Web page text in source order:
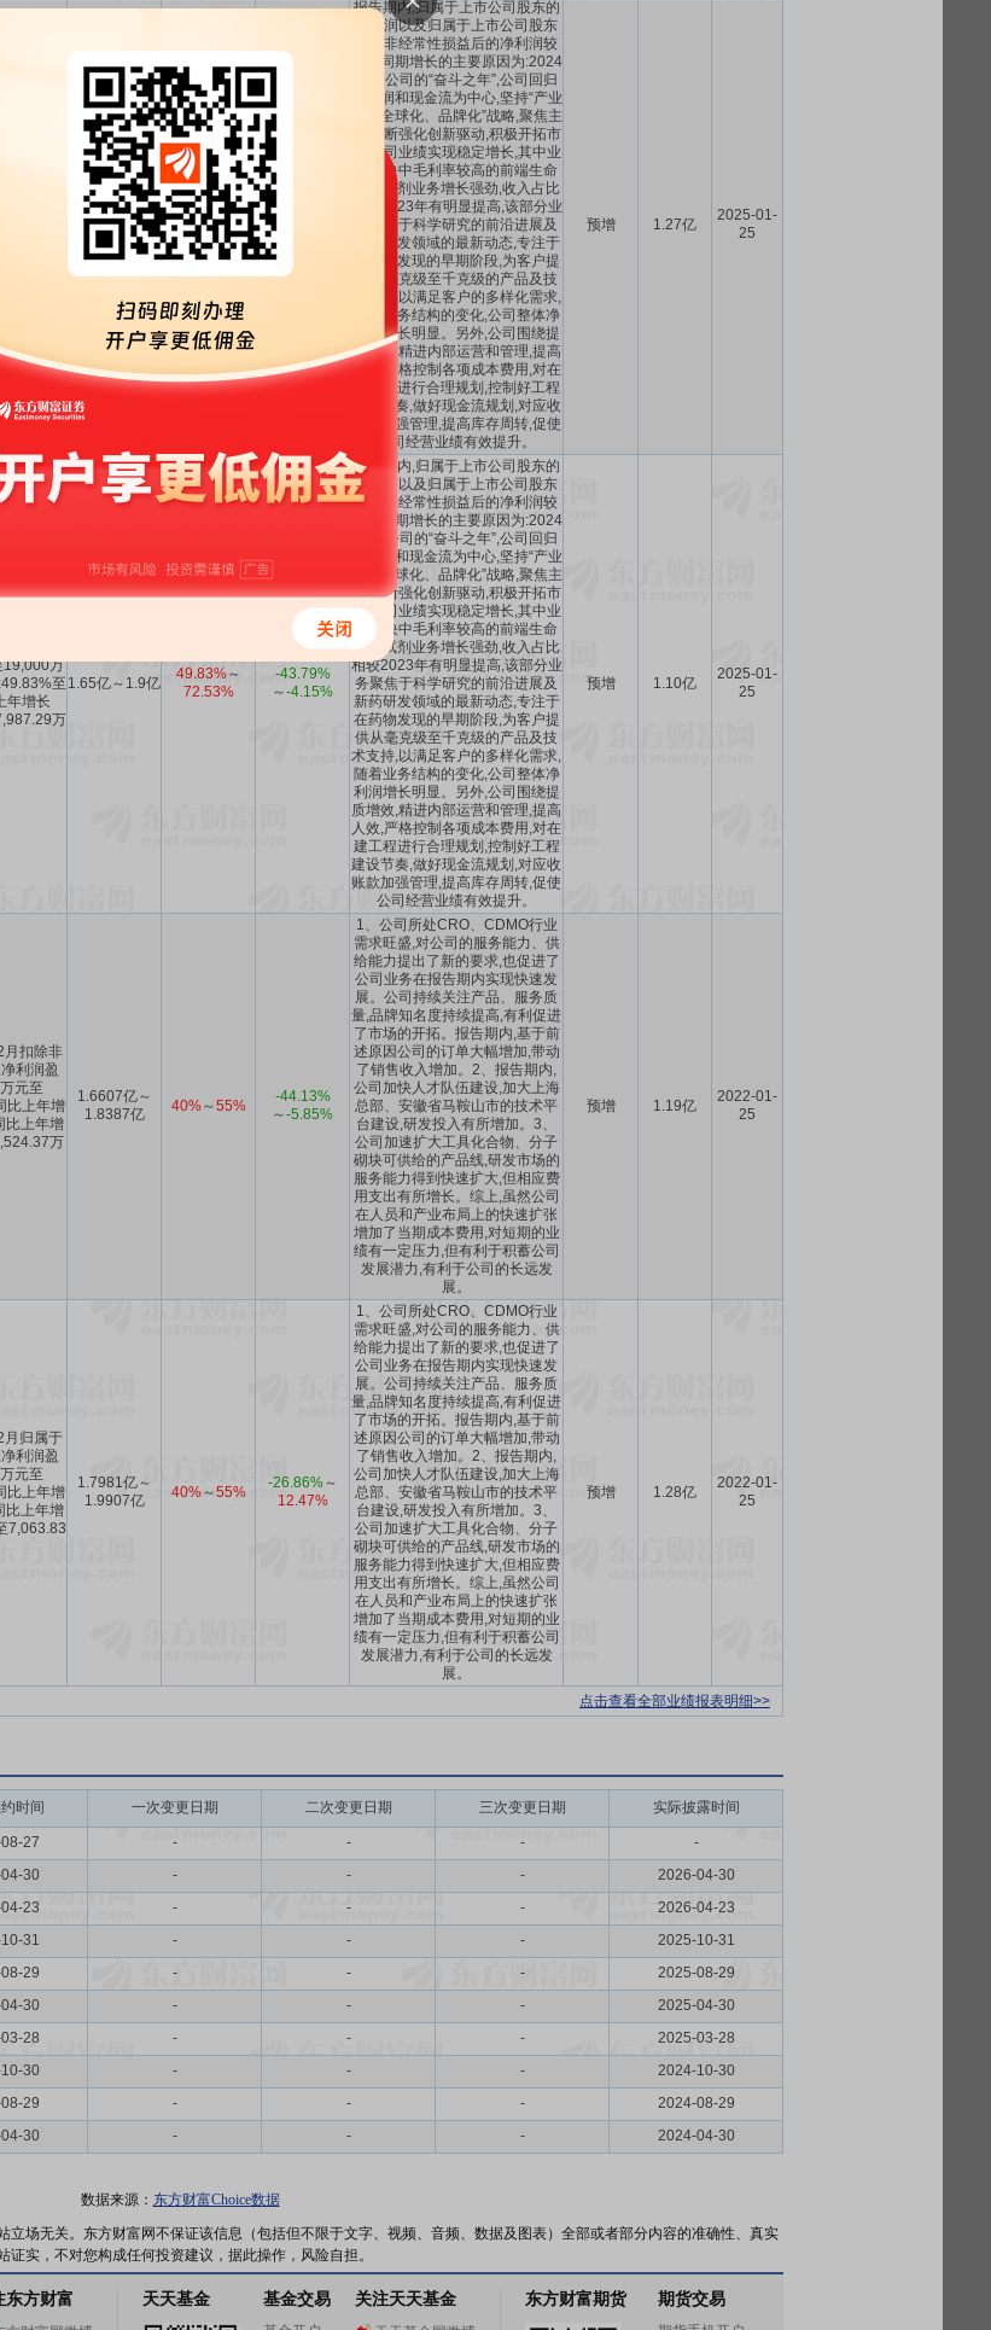
归属于
利润盈
万
至
增长
万
1.85亿～2.1亿
45.16% ～
64.77%
～
报告期内,归属于上市公司股东的
净利润以及归属于上市公司股东
扣除非经常性损益后的净利润较
上年同期增长的主要原因为:2024
年是公司的“奋斗之年”,公司回归
以利润和现金流为中心,坚持“产业
化、全球化、品牌化”战略,聚焦主
业,不断强化创新驱动,积极开拓市
场,公司业绩实现稳定增长,其中业
务板块中毛利率较高的前端生命
科学试剂业务增长强劲,收入占比
相较2023年有明显提高,该部分业
务聚焦于科学研究的前沿进展及
新药研发领域的最新动态,专注于
在药物发现的早期阶段,为客户提
供从毫克级至千克级的产品及技
术支持,以满足客户的多样化需求,
随着业务结构的变化,公司整体净
利润增长明显。另外,公司围绕提
质增效,精进内部运营和管理,提高
人效,严格控制各项成本费用,对在
建工程进行合理规划,控制好工程
建设节奏,做好现金流规划,对应收
账款加强管理,提高库存周转,促使
公司经营业绩有效提升。
预增 1.27亿
2025-01-
25
扣除非
利润盈
19,000万
至
年增长
万
1.65亿～1.9亿
49.83%～
72.53%
-43.79%
～-4.15%
报告期内,归属于上市公司股东的
净利润以及归属于上市公司股东
扣除非经常性损益后的净利润较
上年同期增长的主要原因为:2024
年是公司的“奋斗之年”,公司回归
以利润和现金流为中心,坚持“产业
化、全球化、品牌化”战略,聚焦主
业,不断强化创新驱动,积极开拓市
场,公司业绩实现稳定增长,其中业
务板块中毛利率较高的前端生命
科学试剂业务增长强劲,收入占比
相较2023年有明显提高,该部分业
务聚焦于科学研究的前沿进展及
新药研发领域的最新动态,专注于
在药物发现的早期阶段,为客户提
供从毫克级至千克级的产品及技
术支持,以满足客户的多样化需求,
随着业务结构的变化,公司整体净
利润增长明显。另外,公司围绕提
质增效,精进内部运营和管理,提高
人效,严格控制各项成本费用,对在
建工程进行合理规划,控制好工程
建设节奏,做好现金流规划,对应收
账款加强管理,提高库存周转,促使
公司经营业绩有效提升。
预增 1.10亿
2025-01-
25
扣除非
利润盈
元至
比上年增
比上年增
万
1.6607亿～
1.8387亿
40%～55%
-44.13%
～-5.85%
1、公司所处CRO、CDMO行业
需求旺盛,对公司的服务能力、供
给能力提出了新的要求,也促进了
公司业务在报告期内实现快速发
展。公司持续关注产品、服务质
量,品牌知名度持续提高,有利促进
了市场的开拓。报告期内,基于前
述原因公司的订单大幅增加,带动
了销售收入增加。2、报告期内,
公司加快人才队伍建设,加大上海
总部、安徽省马鞍山市的技术平
台建设,研发投入有所增加。3、
公司加速扩大工具化合物、分子
砌块可供给的产品线,研发市场的
服务能力得到快速扩大,但相应费
用支出有所增长。综上,虽然公司
在人员和产业布局上的快速扩张
增加了当期成本费用,对短期的业
绩有一定压力,但有利于积蓄公司
发展潜力,有利于公司的长远发
展。
预增 1.19亿
2022-01-
25
归属于
利润盈
元至
比上年增
比上年增
7,063.83
1.7981亿～
1.9907亿
40%～55%
-26.86%～
12.47%
1、公司所处CRO、CDMO行业
需求旺盛,对公司的服务能力、供
给能力提出了新的要求,也促进了
公司业务在报告期内实现快速发
展。公司持续关注产品、服务质
量,品牌知名度持续提高,有利促进
了市场的开拓。报告期内,基于前
述原因公司的订单大幅增加,带动
了销售收入增加。2、报告期内,
公司加快人才队伍建设,加大上海
总部、安徽省马鞍山市的技术平
台建设,研发投入有所增加。3、
公司加速扩大工具化合物、分子
砌块可供给的产品线,研发市场的
服务能力得到快速扩大,但相应费
用支出有所增长。综上,虽然公司
在人员和产业布局上的快速扩张
增加了当期成本费用,对短期的业
绩有一定压力,但有利于积蓄公司
发展潜力,有利于公司的长远发
展。
预增 1.28亿
2022-01-
25
点击查看全部业绩报表明细>>
时间 一次变更日期 二次变更日期 三次变更日期 实际披露时间
27 - - -
-
30 - - -
2026-04-30
23 - - -
2026-04-23
31 - - -
2025-10-31
29 - - -
2025-08-29
30 - - -
2025-04-30
28 - - -
2025-03-28
30 - - -
2024-10-30
29 - - -
2024-08-29
30 - - - 2024-04-30
数据来源： 东方财富Choice数据
立场无关。东方财富网不保证该信息（包括但不限于文字、视频、音频、数据及图表）全部或者部分内容的准确性、真实
实，不对您构成任何投资建议，据此操作，风险自担。
东方财富 天天基金 基金交易 关注天天基金 东方财富期货 期货交易